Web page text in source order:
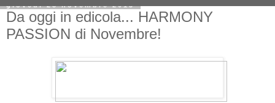
giovedì 28 novembre 2013
Da oggi in edicola... HARMONY
PASSION di Novembre!